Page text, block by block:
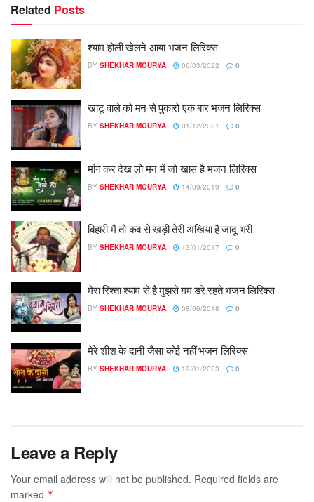
Related Posts
श्याम होली खेलने आया भजन लिरिक्स
BY SHEKHAR MOURYA 06/03/2022 0
खाटू वाले को मन से पुकारो एक बार भजन लिरिक्स
BY SHEKHAR MOURYA 01/12/2021 0
मांग कर देख लो मन में जो खास है भजन लिरिक्स
BY SHEKHAR MOURYA 14/09/2019 0
बिहारी मैं तो कब से खड़ी तेरी अंखिया हैं जादू भरी
BY SHEKHAR MOURYA 13/01/2017 0
मेरा रिश्ता श्याम से है मुझसे ग़म डरे रहते भजन लिरिक्स
BY SHEKHAR MOURYA 08/06/2018 0
मेरे शीश के दानी जैसा कोई नहीं भजन लिरिक्स
BY SHEKHAR MOURYA 19/01/2023 0
Leave a Reply
Your email address will not be published. Required fields are
marked *